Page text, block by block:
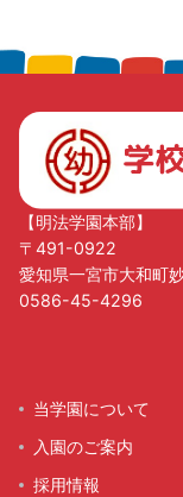
【明法学園本部】
〒491-0922
愛知県一宮市大和町
0586-45-4296
当学園について
入園のご案内
採用情報